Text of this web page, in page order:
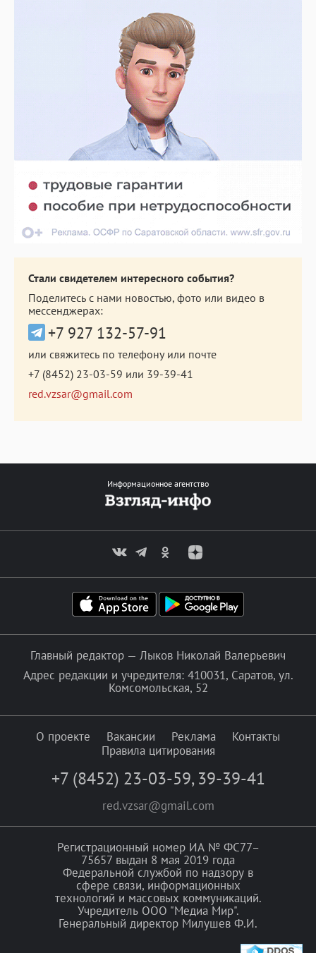
Стали свидетелем интересного события?
Поделитесь с нами новостью, фото или видео в
мессенджерах:
+7 927 132-57-91
или свяжитесь по телефону или почте
+7 (8452) 23-03-59 или 39-39-41
red.vzsar@gmail.com
Информационное агентство
Главный редактор — Лыков Николай Валерьевич
Адрес редакции и учредителя: 410031, Саратов, ул.
Комсомольская, 52
О проекте Вакансии Реклама
Контакты
Правила цитирования
+7 (8452) 23-03-59, 39-39-41
red.vzsar@gmail.com
Регистрационный номер ИА № ФС77–
75657 выдан 8 мая 2019 года
Федеральной службой по надзору в
сфере связи, информационных
технологий и массовых коммуникаций.
Учредитель ООО "Медиа Мир".
Генеральный директор Милушев Ф.И.